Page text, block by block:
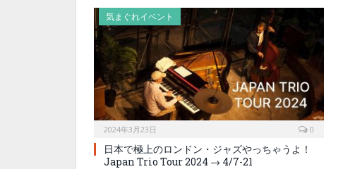
気まぐれイベント
2024年3月23日 0
日本で極上のロンドン・ジャズやっちゃうよ！
Japan Trio Tour 2024 → 4/7-21